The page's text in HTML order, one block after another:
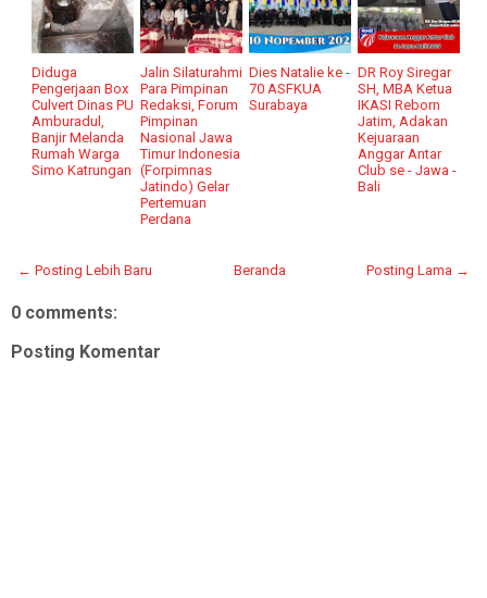
Diduga
Pengerjaan Box
Culvert Dinas PU
Amburadul,
Banjir Melanda
Rumah Warga
Simo Katrungan
Jalin Silaturahmi
Para Pimpinan
Redaksi, Forum
Pimpinan
Nasional Jawa
Timur Indonesia
(Forpimnas
Jatindo) Gelar
Pertemuan
Perdana
Dies Natalie ke -
70 ASFKUA
Surabaya
DR Roy Siregar
SH, MBA Ketua
IKASI Reborn
Jatim, Adakan
Kejuaraan
Anggar Antar
Club se - Jawa -
Bali
← Posting Lebih Baru Posting Lama →
Beranda
0 comments:
Posting Komentar